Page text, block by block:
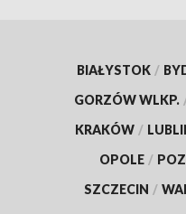
BIAŁYSTOK /
GORZÓW WLKP.
KRAKÓW /
OPOLE /
SZCZECIN /